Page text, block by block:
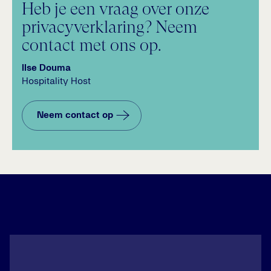
Heb je een vraag over onze
privacyverklaring? Neem
contact met ons op.
Ilse Douma
Hospitality Host
Neem contact op